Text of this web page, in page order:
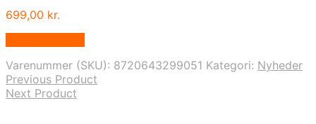
699,00 kr.
Varenummer (SKU): 8720643299051 Kategori: Nyheder
Previous Product
Next Product